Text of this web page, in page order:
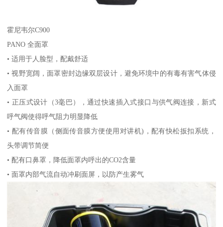
霍尼韦尔C900
PANO 全面罩
• 适用于人脸型，配戴舒适
• 视野宽阔，面罩密封边缘双层设计，避免环境中的有毒有害气体侵
入面罩
• 正压式设计（3毫巴），通过快速插入式接口与供气阀连接，新式
呼气阀使得呼气阻力明显降低
• 配有传音膜（侧面传音膜方便使用对讲机)，配有快松扳扣系统，
头带调节简便
• 配有口鼻罩，降低面罩内呼出的CO2含量
• 面罩内部气流自动冲刷面屏，以防产生雾气